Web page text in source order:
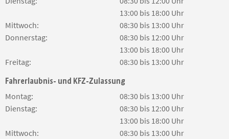
13:00 bis 18:00 Uhr
Mittwoch:
08:30 bis 13:00 Uhr
Donnerstag:
08:30 bis 12:00 Uhr
13:00 bis 18:00 Uhr
Freitag:
08:30 bis 13:00 Uhr
Fahrerlaubnis- und KFZ-Zulassung
Montag:
08:30 bis 13:00 Uhr
Dienstag:
08:30 bis 12:00 Uhr
13:00 bis 18:00 Uhr
Mittwoch:
08:30 bis 13:00 Uhr